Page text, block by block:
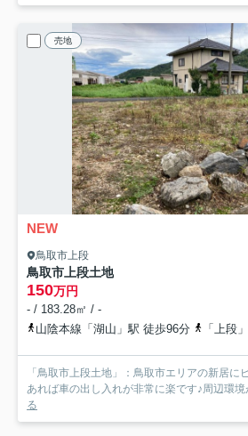
売地
NEW
鳥取市上段
鳥取市上段土地
150万円
- / 183.28㎡ / -
山陰本線「湖山」駅 徒歩96分
「上段
「鳥取市上段土地」：鳥取市エリアの新居に
あれば車の出し入れが非常に楽です♪周辺環
る